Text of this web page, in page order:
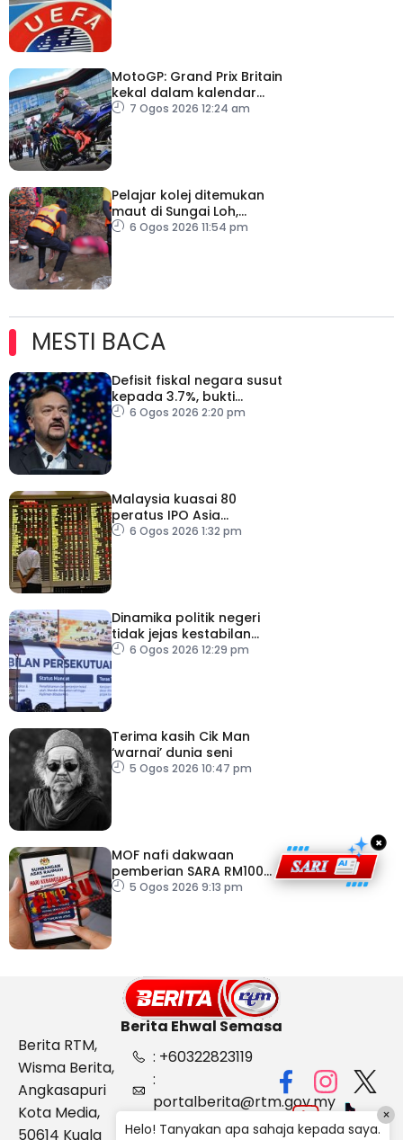
MotoGP: Grand Prix Britain
kekal dalam kalendar
hingga 2028
7 Ogos 2026 12:24 am
Pelajar kolej ditemukan
maut di Sungai Loh,
Dungun
6 Ogos 2026 11:54 pm
MESTI BACA
Defisit fiskal negara susut
kepada 3.7%, bukti
keyakinan pelabur masih
6 Ogos 2026 2:20 pm
Malaysia kuasai 80
peratus IPO Asia
Tenggara, kumpul AS$1.4
6 Ogos 2026 1:32 pm
Dinamika politik negeri
tidak jejas kestabilan
Kerajaan Perpaduan
6 Ogos 2026 12:29 pm
Terima kasih Cik Man
‘warnai’ dunia seni
5 Ogos 2026 10:47 pm
MOF nafi dakwaan
pemberian SARA RM100
sempena Hari
5 Ogos 2026 9:13 pm
×
Berita Ehwal Semasa
Berita RTM,
Wisma Berita,
Angkasapuri
Kota Media,
50614 Kuala
: +60322823119
:
portalberita@rtm.gov.my
: Aduan &
Helo! Tanyakan apa sahaja kepada saya.
×